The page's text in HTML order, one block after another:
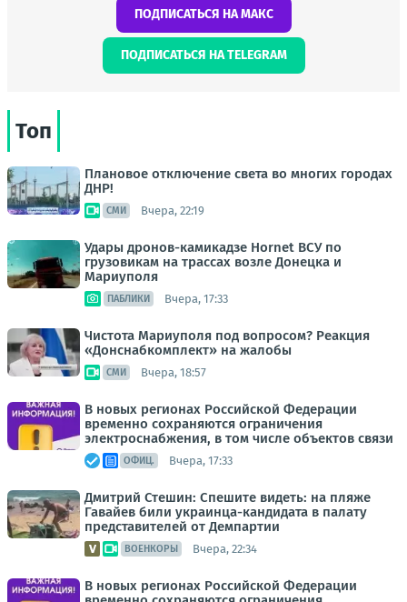
ПОДПИСАТЬСЯ НА МАКС
ПОДПИСАТЬСЯ НА TELEGRAM
Топ
Плановое отключение света во многих городах
ДНР!
СМИ Вчера, 22:19
Удары дронов-камикадзе Hornet ВСУ по
грузовикам на трассах возле Донецка и
Мариуполя
ПАБЛИКИ Вчера, 17:33
Чистота Мариуполя под вопросом? Реакция
«Донснабкомплект» на жалобы
СМИ Вчера, 18:57
В новых регионах Российской Федерации
временно сохраняются ограничения
электроснабжения, в том числе объектов связи
ОФИЦ. Вчера, 17:33
Дмитрий Стешин: Спешите видеть: на пляже
Гавайев били украинца-кандидата в палату
представителей от Демпартии
ВОЕНКОРЫ Вчера, 22:34
В новых регионах Российской Федерации